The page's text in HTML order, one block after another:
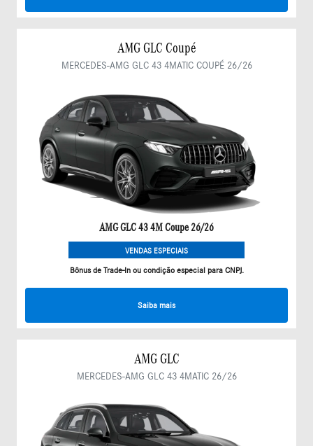
AMG GLC Coupé
MERCEDES-AMG GLC 43 4MATIC COUPÉ 26/26
AMG GLC 43 4M Coupe 26/26
VENDAS ESPECIAIS
Bônus de Trade-In ou condição especial para CNPJ.
Saiba mais
AMG GLC
MERCEDES-AMG GLC 43 4MATIC 26/26